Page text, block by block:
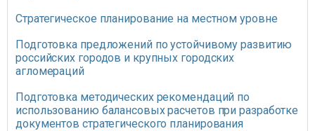
Стратегическое планирование на местном уровне
Подготовка предложений по устойчивому развитию
российских городов и крупных городских
агломераций
Подготовка методических рекомендаций по
использованию балансовых расчетов при разработке
документов стратегического планирования